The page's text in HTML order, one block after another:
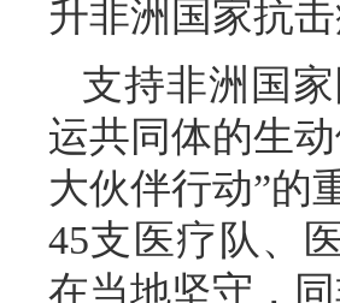
升非洲国家抗击
支持非洲国
运共同体的生
大伙伴行动”的
45支医疗队、
在当地坚守，